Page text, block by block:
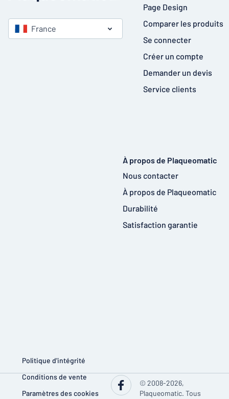
France
Page Design
Comparer les produits
Se connecter
Créer un compte
Demander un devis
Service clients
À propos de Plaqueomatic
Nous contacter
À propos de Plaqueomatic
Durabilité
Satisfaction garantie
Politique d'intégrité
Conditions de vente
Paramètres des cookies
© 2008-2026,
Plaqueomatic. Tous